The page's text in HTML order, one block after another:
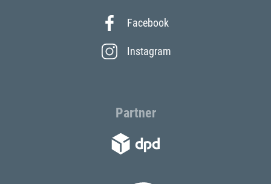
Facebook
Instagram
Partner